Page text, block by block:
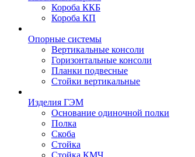
Короба ККБ
Короба КП
Опорные системы
Вертикальные консоли
Горизонтальные консоли
Планки подвесные
Стойки вертикальные
Изделия ГЭМ
Основание одиночной полки
Полка
Скоба
Стойка
Стойка КМЧ